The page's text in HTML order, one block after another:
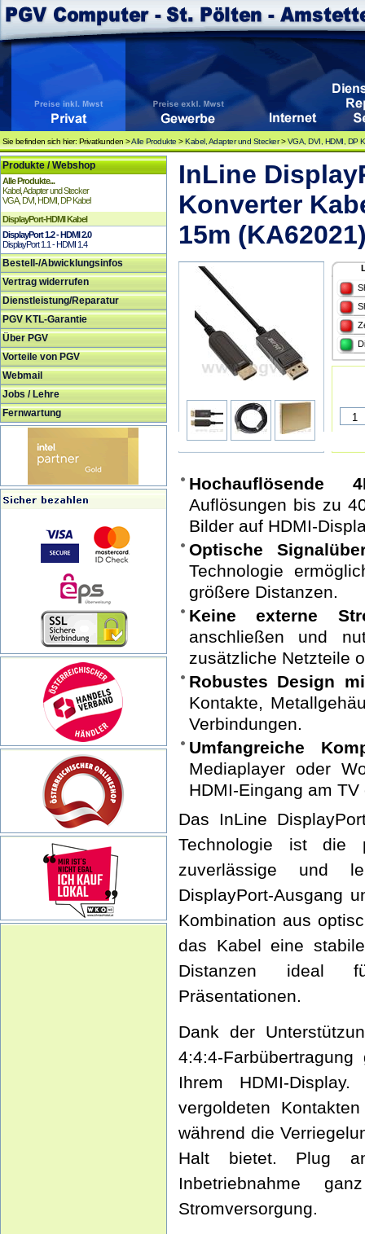
Sie befinden sich hier: Privatkunden >Alle Produkte >Kabel, Adapter und Stecker>VGA, DVI, HDMI, DP
Produkte / Webshop
Alle Produkte...
Kabel, Adapter und Stecker
VGA, DVI, HDMI, DP Kabel
DisplayPort-HDMI Kabel
DisplayPort 1.2 - HDMI 2.0
DisplayPort 1.1 - HDMI 1.4
Bestell-/Abwicklungsinfos
Vertrag widerrufen
Dienstleistung/Reparatur
PGV KTL-Garantie
Über PGV
Vorteile von PGV
Webmail
Jobs / Lehre
Fernwartung
InLine
Konverter
15m
Hochauflösende
Auflösungen bis zu
Bilder auf HDMI-
Optische
Technologie
größere Distanzen.
Keine externe
anschließen und
zusätzliche Netzteile
Robustes Design
Kontakte,
Verbindungen.
Umfangreiche
Mediaplayer oder
HDMI-Eingang am
Das InLine
Technologie ist die
zuverlässige und
DisplayPort-Ausgang
Kombination aus
das Kabel eine
Distanzen ideal
Präsentationen.
Dank der
4:4:4-
Ihrem HDMI-
vergoldeten
während die
Halt bietet. Plug
Inbetriebnahme
Stromversorgung.